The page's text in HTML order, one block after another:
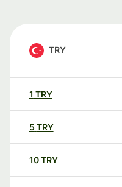
TRY
1 TRY
5 TRY
10TRY